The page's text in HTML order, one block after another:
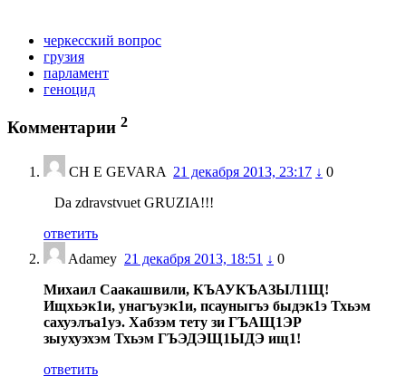
черкесский вопрос
грузия
парламент
геноцид
Комментарии 2
CH E GEVARA 21 декабря 2013, 23:17 ↓ 0
Da zdravstvuet GRUZIA!!!
ответить
Adamey 21 декабря 2013, 18:51 ↓ 0
Михаил Саакашвили, КЪАУКЪАЗЫЛ1Щ!
Ищхьэк1и, унагъуэк1и, псауныгъэ быдэк1э Тхьэм
сахуэлъа1уэ. Хабзэм тету зи ГЪАЩ1ЭР
зыухуэхэм Тхьэм ГЪЭДЭЩ1ЫДЭ ищ1!
ответить